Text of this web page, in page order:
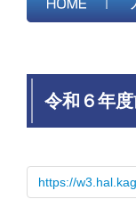
令和６年
https://